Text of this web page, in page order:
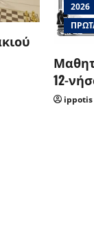
2026
12-
ippotis